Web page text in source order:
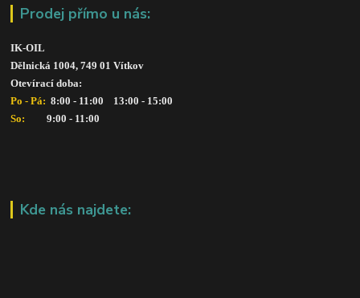
Prodej přímo u nás:
IK-OIL
Dělnická 1004, 749 01 Vítkov
Otevírací doba:
Po - Pá: 8:00 - 11:00    13:00 - 15:00
So:
      9:00 - 11:00
Kde nás najdete: